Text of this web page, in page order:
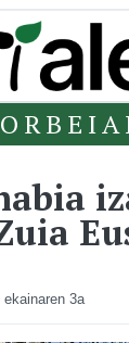
ekainaren 3a